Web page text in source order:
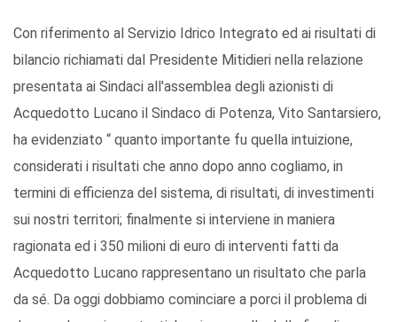
Con riferimento al Servizio Idrico Integrato ed ai risultati di
bilancio richiamati dal Presidente Mitidieri nella relazione
presentata ai Sindaci all'assemblea degli azionisti di
Acquedotto Lucano il Sindaco di Potenza, Vito Santarsiero,
ha evidenziato “ quanto importante fu quella intuizione,
considerati i risultati che anno dopo anno cogliamo, in
termini di efficienza del sistema, di risultati, di investimenti
sui nostri territori; finalmente si interviene in maniera
ragionata ed i 350 milioni di euro di interventi fatti da
Acquedotto Lucano rappresentano un risultato che parla
da sé. Da oggi dobbiamo cominciare a porci il problema di